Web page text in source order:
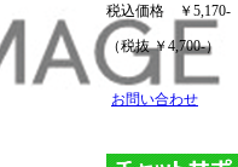
税込価格 ￥5,170-
（税抜 ￥4,700-）
お問い合わせ